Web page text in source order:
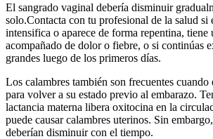
El sangrado vaginal debería disminuir
solo.Contacta con tu profesional de la salud si
intensifica o aparece de forma repentina, tiene
acompañado de dolor o fiebre, o si continúas
grandes luego de los primeros días.
Los calambres también son frecuentes cuando
para volver a su estado previo al embarazo.
lactancia materna libera oxitocina en la
puede causar calambres uterinos. Sin
deberían disminuir con el tiempo.